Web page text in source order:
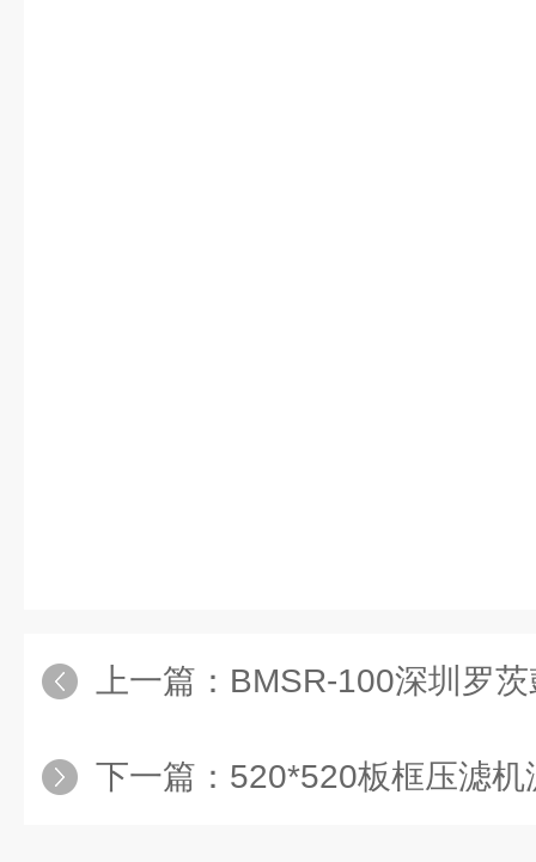
上一篇： BMSR-100深圳罗
下一篇： 520*520板框压滤